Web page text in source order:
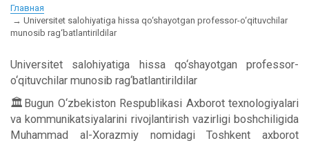
Главная
Universitet salohiyatiga hissa qo‘shayotgan professor-o‘qituvchilar
munosib rag‘batlantirildilar
Universitet salohiyatiga hissa qo‘shayotgan professor-
o‘qituvchilar munosib rag‘batlantirildilar
🏛Bugun O‘zbekiston Respublikasi Axborot texnologiyalari
va kommunikatsiyalarini rivojlantirish vazirligi boshchiligida
Muhammad al-Xorazmiy nomidagi Toshkent axborot